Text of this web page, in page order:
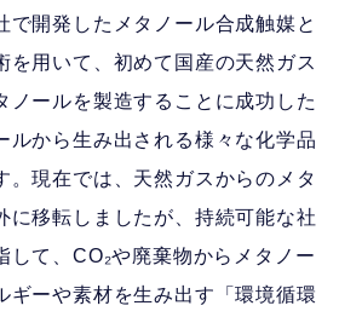
で開発したメタノール合成触媒と
を用いて、初めて国産の天然ガス
ノールを製造することに成功した
ルから生み出される様々な化学品
。現在では、天然ガスからのメタ
に移転しましたが、持続可能な社
して、CO₂や廃棄物からメタノー
ギーや素材を生み出す「環境循環